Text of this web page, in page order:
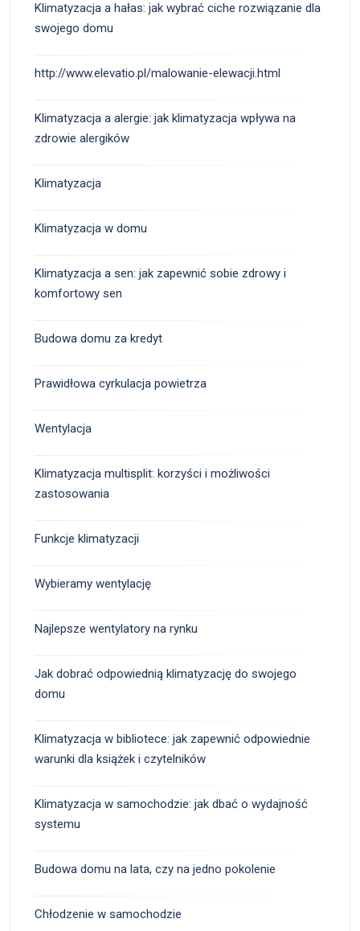
Klimatyzacja a hałas: jak wybrać ciche rozwiązanie dla
swojego domu
http://www.elevatio.pl/malowanie-elewacji.html
Klimatyzacja a alergie: jak klimatyzacja wpływa na
zdrowie alergików
Klimatyzacja
Klimatyzacja w domu
Klimatyzacja a sen: jak zapewnić sobie zdrowy i
komfortowy sen
Budowa domu za kredyt
Prawidłowa cyrkulacja powietrza
Wentylacja
Klimatyzacja multisplit: korzyści i możliwości
zastosowania
Funkcje klimatyzacji
Wybieramy wentylację
Najlepsze wentylatory na rynku
Jak dobrać odpowiednią klimatyzację do swojego
domu
Klimatyzacja w bibliotece: jak zapewnić odpowiednie
warunki dla książek i czytelników
Klimatyzacja w samochodzie: jak dbać o wydajność
systemu
Budowa domu na lata, czy na jedno pokolenie
Chłodzenie w samochodzie